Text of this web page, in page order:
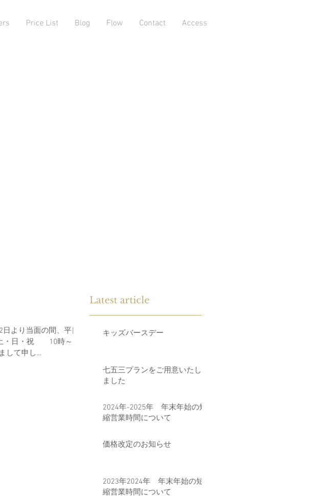
Price List Blog Flow Contact Access
より当面の間、平日
まして申し...
Latest article
キッズバースデー
七五三プランをご用意いたし
ました
2024年-2025年 年末年始の短
縮営業時間について
価格改定のお知らせ
2023年2024年 年末年始の短
縮営業時間について